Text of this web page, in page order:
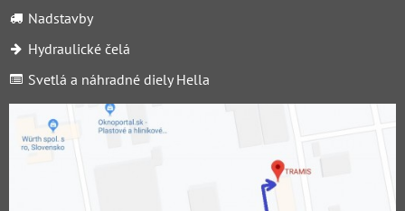
Nadstavby
Hydraulické čelá
Svetlá a náhradné diely Hella